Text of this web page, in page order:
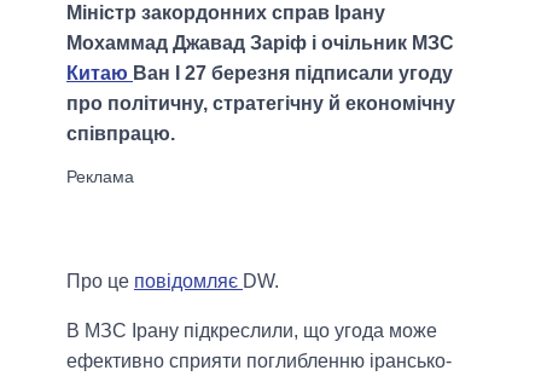
Міністр закордонних справ Ірану
Мохаммад Джавад Заріф і очільник МЗС
Китаю Ван І 27 березня підписали угоду
про політичну, стратегічну й економічну
співпрацю.
Про це повідомляє DW.
В МЗС Ірану підкреслили, що угода може
ефективно сприяти поглибленню ірансько-